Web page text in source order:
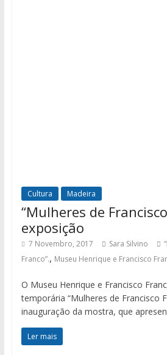
Cultura Madeira
“Mulheres de
exposição
7 Novembro, 2017 Sara Silvino
Franco”., Museu Henrique e Francisco
O Museu Henrique e Francisco
temporária “Mulheres de Francisco
inauguração da mostra, que
Ler mais